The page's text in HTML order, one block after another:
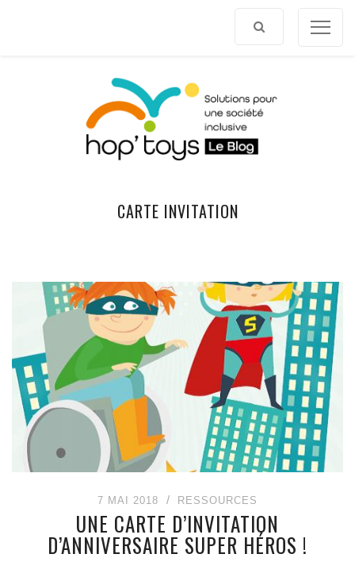
CARTE INVITATION
7 MAI 2018 RESSOURCES
UNE CARTE D’INVITATION
D’ANNIVERSAIRE SUPER HÉROS !